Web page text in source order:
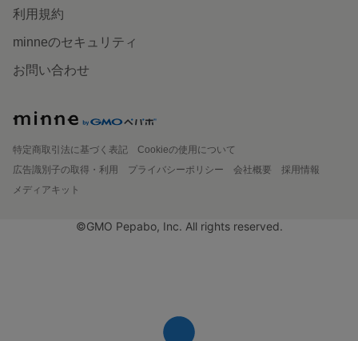
利用規約
minneのセキュリティ
お問い合わせ
特定商取引法に基づく表記
Cookieの使用について
広告識別子の取得・利用
プライバシーポリシー 会社概要
採用情報
メディアキット
©GMO Pepabo, Inc. All rights reserved.